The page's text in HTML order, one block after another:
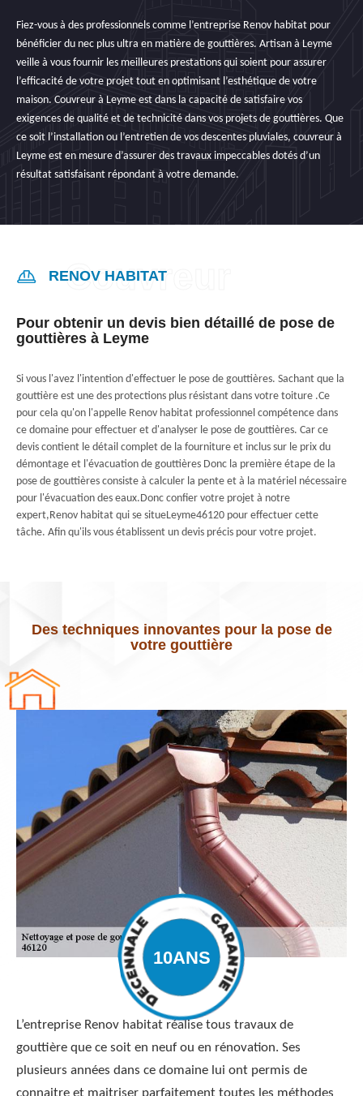
Fiez-vous à des professionnels comme l’entreprise Renov habitat pour
bénéficier du nec plus ultra en matière de gouttières. Artisan à Leyme
veille à vous fournir les meilleures prestations qui soient pour assurer
l’efficacité de votre projet tout en optimisant l’esthétique de votre
maison. Couvreur à Leyme est dans la capacité de satisfaire vos
exigences de qualité et de technicité dans vos projets de gouttières. Que
ce soit l’installation ou l’entretien de vos descentes pluviales, couvreur à
Leyme est en mesure d’assurer des travaux impeccables dotés d’un
résultat satisfaisant répondant à votre demande.
RENOV HABITAT
Pour obtenir un devis bien détaillé de pose de
gouttières à Leyme
Si vous l'avez l'intention d'effectuer le pose de gouttières. Sachant que la
gouttière est une des protections plus résistant dans votre toiture .Ce
pour cela qu'on l'appelle Renov habitat professionnel compétence dans
ce domaine pour effectuer et d'analyser le pose de gouttières. Car ce
devis contient le détail complet de la fourniture et inclus sur le prix du
démontage et l'évacuation de gouttières Donc la première étape de la
pose de gouttières consiste à calculer la pente et à la matériel nécessaire
pour l'évacuation des eaux.Donc confier votre projet à notre
expert,Renov habitat qui se situeLeyme46120 pour effectuer cette
tâche. Afin qu'ils vous établissent un devis précis pour votre projet.
Des techniques innovantes pour la pose de
votre gouttière
L’entreprise Renov habitat réalise tous travaux de
gouttière que ce soit en neuf ou en rénovation. Ses
plusieurs années dans ce domaine lui ont permis de